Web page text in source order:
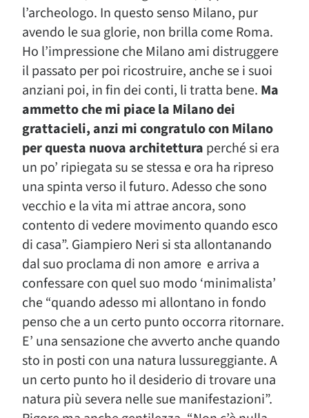
l’archeologo. In questo senso Milano, pur
avendo le sua glorie, non brilla come Roma.
Ho l’impressione che Milano ami distruggere
il passato per poi ricostruire, anche se i suoi
anziani poi, in fin dei conti, li tratta bene. Ma
ammetto che mi piace la Milano dei
grattacieli, anzi mi congratulo con Milano
per questa nuova architettura perché si era
un po’ ripiegata su se stessa e ora ha ripreso
una spinta verso il futuro. Adesso che sono
vecchio e la vita mi attrae ancora, sono
contento di vedere movimento quando esco
di casa”. Giampiero Neri si sta allontanando
dal suo proclama di non amore e arriva a
confessare con quel suo modo ‘minimalista’
che “quando adesso mi allontano in fondo
penso che a un certo punto occorra ritornare.
E’ una sensazione che avverto anche quando
sto in posti con una natura lussureggiante. A
un certo punto ho il desiderio di trovare una
natura più severa nelle sue manifestazioni”.